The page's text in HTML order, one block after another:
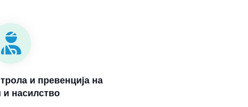
и превенција на
и насилство